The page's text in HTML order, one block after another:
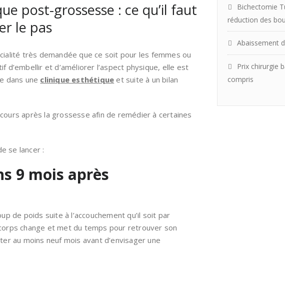
post-grossesse : ce qu’il faut
le pas
très demandée que ce soit pour les femmes ou
d’embellir et d’améliorer l’aspect physique, elle est
dans une clinique esthétique et suite à un bilan
après la grossesse afin de remédier à certaines
se lancer :
9 mois après
de poids suite à l’accouchement qu’il soit par
change et met du temps pour retrouver son
au moins neuf mois avant d’envisager une
Bichectomie
réduction des
Abaissement
Prix chirurgie
compris